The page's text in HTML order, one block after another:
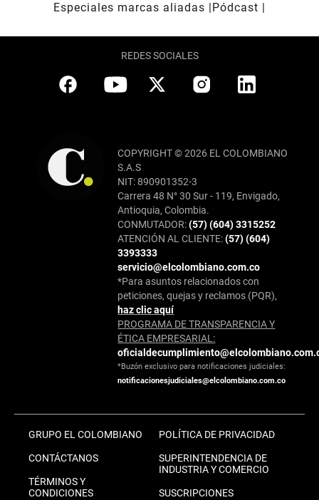
Especiales marcas aliadas
Pódcast
REDES SOCIALES
COPYRIGHT © 2026 EL COLOMBIANO
S.A.S
NIT: 890901352-3
Carrera 48 N° 30 Sur - 119, Envigado,
Antioquia, Colombia.
CONMUTADOR:(57) (604) 3315252
ATENCIÓN AL CLIENTE:(57) (604)
3393333
servicio@elcolombiano.com.co
*Para asuntos relacionados con
peticiones, quejas y reclamos (PQR),
haz clic aquí
PROGRAMA DE TRANSPARENCIA Y
ÉTICA EMPRESARIAL:
*Buzón exclusivo para notificaciones judiciales:
notificacionesjudiciales@elcolombiano.com.co
GRUPO EL COLOMBIANO
CONTÁCTANOS
TÉRMINOS Y
CONDICIONES
POLÍTICA DE PRIVACIDAD
SUPERINTENDENCIA DE
INDUSTRIA Y COMERCIO
SUSCRIPCIONES